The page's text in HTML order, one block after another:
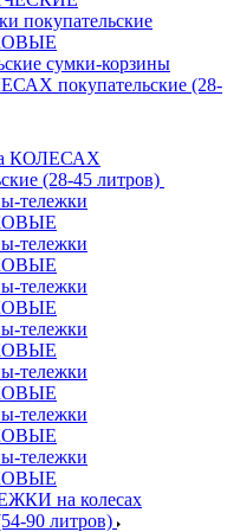
покупательские
сумки-корзины
покупательские (28-
КОЛЕСАХ
(28-45 литров)
тележки
тележки
тележки
тележки
тележки
тележки
тележки
на колесах
90 литров)